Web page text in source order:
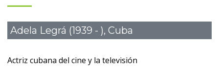
Adela Legrá (1939 - ), Cuba
Actriz cubana del cine y la televisión